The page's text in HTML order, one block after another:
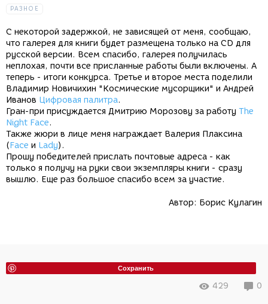
РАЗНОЕ
С некоторой задержкой, не зависящей от меня, сообщаю,
что галерея для книги будет размещена только на CD для
русской версии. Всем спасибо, галерея получилась
неплохая, почти все присланные работы были включены. А
теперь - итоги конкурса. Третье и второе места поделили
Владимир Новичихин "Космические мусорщики" и Андрей
Иванов Цифровая палитра.
Гран-при присуждается Дмитрию Морозову за работу The
Night Face.
Также жюри в лице меня награждает Валерия Плаксина
(Face и Lady).
Прошу победителей прислать почтовые адреса - как
только я получу на руки свои экземпляры книги - сразу
вышлю. Еще раз большое спасибо всем за участие.
Автор: Борис Кулагин
Сохранить
429 0